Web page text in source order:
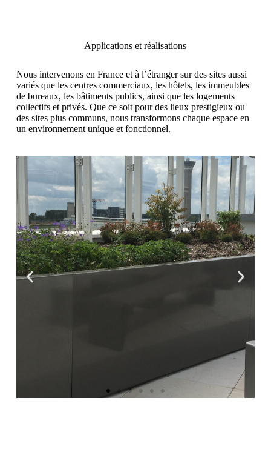
Applications et réalisations
Nous intervenons en France et à l’étranger sur des sites aussi
variés que les centres commerciaux, les hôtels, les immeubles
de bureaux, les bâtiments publics, ainsi que les logements
collectifs et privés. Que ce soit pour des lieux prestigieux ou
des sites plus communs, nous transformons chaque espace en
un environnement unique et fonctionnel.